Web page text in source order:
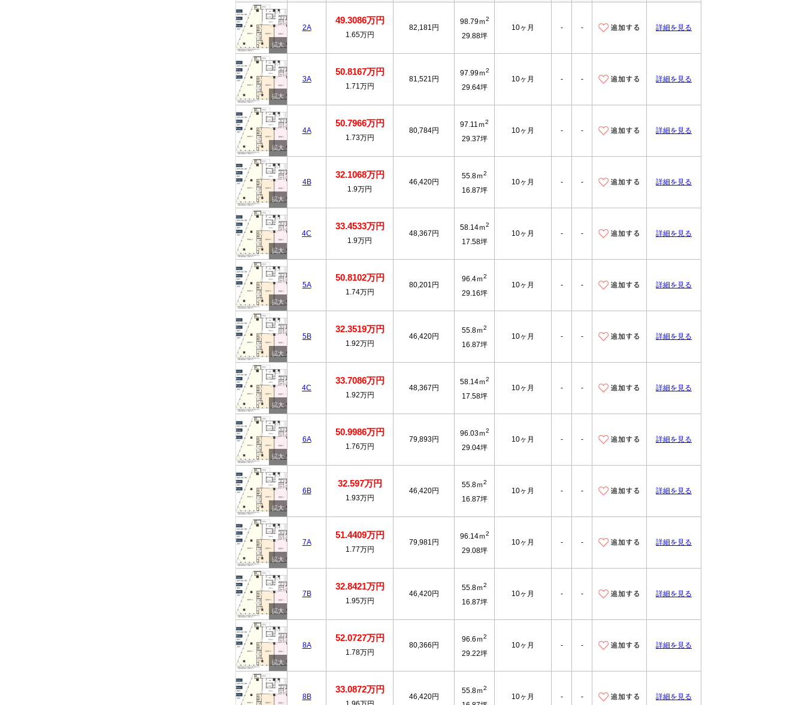
2A
49.3086万円
1.65万円
82,181円
98.79ｍ2
29.88坪
10ヶ月 - - 詳細を見る
3A
50.8167万円
1.71万円
81,521円
97.99ｍ2
29.64坪
10ヶ月 - - 詳細を見る
4A
50.7966万円
1.73万円
80,784円
97.11ｍ2
29.37坪
10ヶ月 - - 詳細を見る
4B
32.1068万円
1.9万円
46,420円
55.8ｍ2
16.87坪
10ヶ月 - - 詳細を見る
4C
33.4533万円
1.9万円
48,367円
58.14ｍ2
17.58坪
10ヶ月 - - 詳細を見る
5A
50.8102万円
1.74万円
80,201円
96.4ｍ2
29.16坪
10ヶ月 - - 詳細を見る
5B
32.3519万円
1.92万円
46,420円
55.8ｍ2
16.87坪
10ヶ月 - - 詳細を見る
4C
33.7086万円
1.92万円
48,367円
58.14ｍ2
17.58坪
10ヶ月 - - 詳細を見る
6A
50.9986万円
1.76万円
79,893円
96.03ｍ2
29.04坪
10ヶ月 - - 詳細を見る
6B
32.597万円
1.93万円
46,420円
55.8ｍ2
16.87坪
10ヶ月 - - 詳細を見る
7A
51.4409万円
1.77万円
79,981円
96.14ｍ2
29.08坪
10ヶ月 - - 詳細を見る
7B
32.8421万円
1.95万円
46,420円
55.8ｍ2
16.87坪
10ヶ月 - - 詳細を見る
8A
52.0727万円
1.78万円
80,366円
96.6ｍ2
29.22坪
10ヶ月 - - 詳細を見る
8B
33.0872万円
46,420円
55.8ｍ2
10ヶ月 - - 詳細を見る